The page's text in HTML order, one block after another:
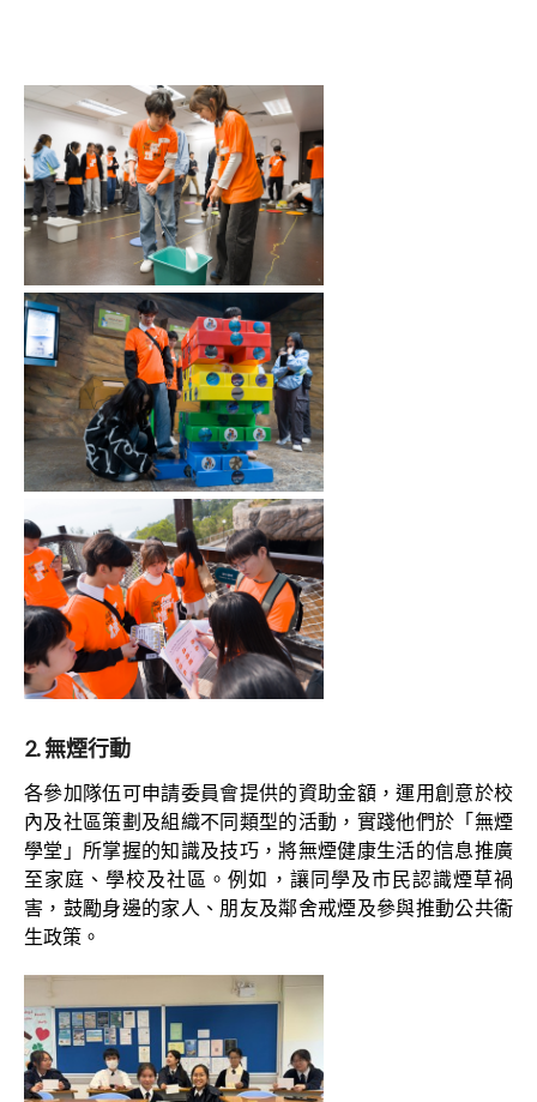
2. 無煙行動
各參加隊伍可申請委員會提供的資助金額，運用創意於校
內及社區策劃及組織不同類型的活動，實踐他們於「無煙
學堂」所掌握的知識及技巧，將無煙健康生活的信息推廣
至家庭、學校及社區。例如，讓同學及市民認識煙草禍
害，鼓勵身邊的家人、朋友及鄰舍戒煙及參與推動公共衞
生政策。